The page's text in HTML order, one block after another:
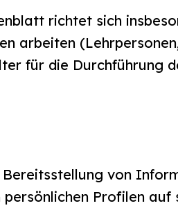
richtet sich
arbeiten
für die Durchführung
von
persönlichen Profilen